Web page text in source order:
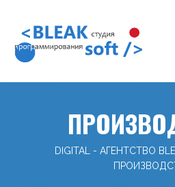
DIGITAL - АГЕНТСТВО